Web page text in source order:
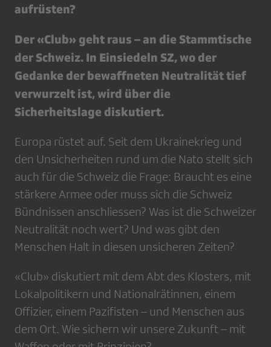
aufrüsten?
Der «Club» geht raus – an die Stammtische
der Schweiz. In Einsiedeln SZ, wo der
Gedanke der bewaffneten Neutralität tief
verwurzelt ist, wird über die
Sicherheitslage diskutiert.
Europa rüstet auf. Seit dem Ukrainekrieg und
den Unsicherheiten rund um die Nato stellt sich
auch für die Schweiz die Frage: Braucht es eine
stärkere Armee oder muss sich die Schweiz
Bündnissen anschliessen? Was ist die Schweizer
Neutralität noch wert? Und was gibt den
Menschen Halt in diesen unsicheren Zeiten?
«Club» diskutiert mit dem Abt des Klosters, mit
Lokalpolitikern und Nationalrätinnen, einem
Offizier, einem Pazifisten – und Menschen aus
dem Ort. Wie sichern wir unsere Zukunft – mit